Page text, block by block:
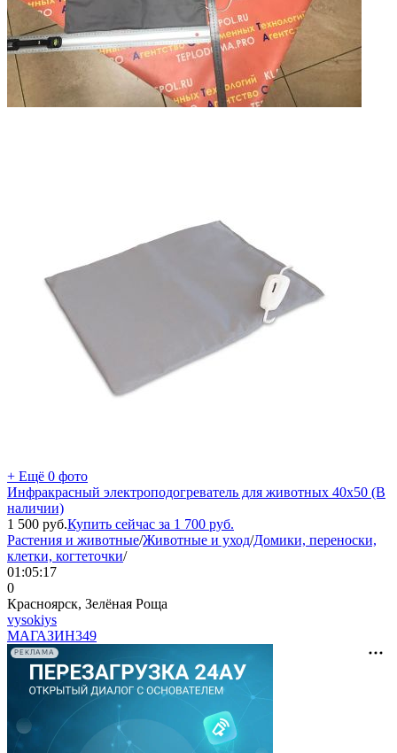
+ Ещё 0 фото
Инфракрасный электроподогреватель для животных 40х50 (В
наличии)
1 500 руб.Купить сейчас за 1 700 руб.
Растения и животные/Животные и уход/Домики, переноски,
клетки, когтеточки/
01:05:17
0
Красноярск, Зелёная Роща
vysokiys
МАГАЗИН349
РЕКЛАМА